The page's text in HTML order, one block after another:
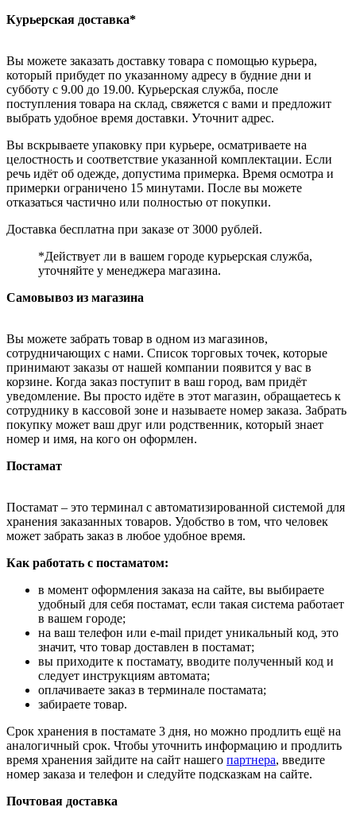
Курьерская доставка*
Вы можете заказать доставку товара с помощью курьера,
который прибудет по указанному адресу в будние дни и
субботу с 9.00 до 19.00. Курьерская служба, после
поступления товара на склад, свяжется с вами и предложит
выбрать удобное время доставки. Уточнит адрес.
Вы вскрываете упаковку при курьере, осматриваете на
целостность и соответствие указанной комплектации. Если
речь идёт об одежде, допустима примерка. Время осмотра и
примерки ограничено 15 минутами. После вы можете
отказаться частично или полностью от покупки.
Доставка бесплатна при заказе от 3000 рублей.
*Действует ли в вашем городе курьерская служба,
уточняйте у менеджера магазина.
Самовывоз из магазина
Вы можете забрать товар в одном из магазинов,
сотрудничающих с нами. Список торговых точек, которые
принимают заказы от нашей компании появится у вас в
корзине. Когда заказ поступит в ваш город, вам придёт
уведомление. Вы просто идёте в этот магазин, обращаетесь к
сотруднику в кассовой зоне и называете номер заказа. Забрать
покупку может ваш друг или родственник, который знает
номер и имя, на кого он оформлен.
Постамат
Постамат – это терминал с автоматизированной системой для
хранения заказанных товаров. Удобство в том, что человек
может забрать заказ в любое удобное время.
Как работать с постаматом:
в момент оформления заказа на сайте, вы выбираете
удобный для себя постамат, если такая система работает
в вашем городе;
на ваш телефон или e-mail придет уникальный код, это
значит, что товар доставлен в постамат;
вы приходите к постамату, вводите полученный код и
следует инструкциям автомата;
оплачиваете заказ в терминале постамата;
забираете товар.
Срок хранения в постамате 3 дня, но можно продлить ещё на
аналогичный срок. Чтобы уточнить информацию и продлить
время хранения зайдите на сайт нашего партнера, введите
номер заказа и телефон и следуйте подсказкам на сайте.
Почтовая доставка